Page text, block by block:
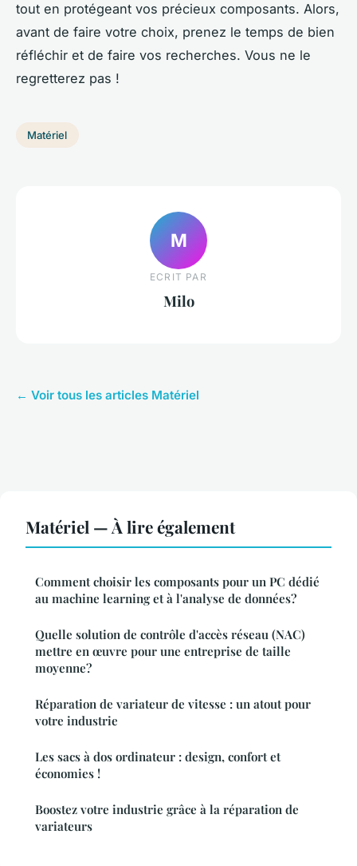
tout en protégeant vos précieux composants. Alors,
avant de faire votre choix, prenez le temps de bien
réfléchir et de faire vos recherches. Vous ne le
regretterez pas !
Matériel
M
ECRIT PAR
Milo
← Voir tous les articles Matériel
Matériel — À lire également
Comment choisir les composants pour un PC dédié
au machine learning et à l'analyse de données?
Quelle solution de contrôle d'accès réseau (NAC)
mettre en œuvre pour une entreprise de taille
moyenne?
Réparation de variateur de vitesse : un atout pour
votre industrie
Les sacs à dos ordinateur : design, confort et
économies !
Boostez votre industrie grâce à la réparation de
variateurs